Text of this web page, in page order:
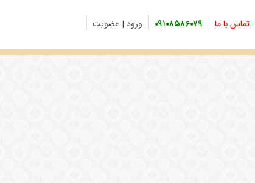
تماس با ما ۰۹۱۰۸۵۸۶۰۷۹ ورود | عضویت